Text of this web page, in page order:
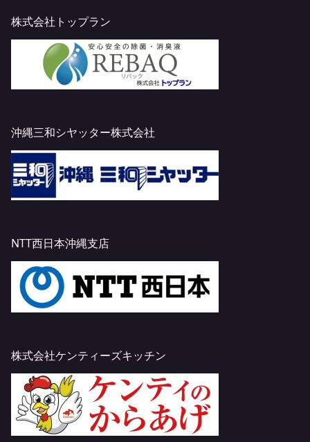
株式会社トップラン
沖縄三和シヤッター株式会社
NTT西日本沖縄支店
株式会社ケンティーズキッチン